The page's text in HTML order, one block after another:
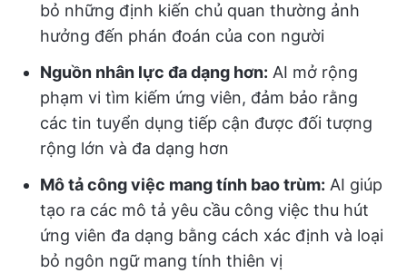
bỏ những định kiến chủ quan thường ảnh
hưởng đến phán đoán của con người
Nguồn nhân lực đa dạng hơn: AI mở rộng
phạm vi tìm kiếm ứng viên, đảm bảo rằng
các tin tuyển dụng tiếp cận được đối tượng
rộng lớn và đa dạng hơn
Mô tả công việc mang tính bao trùm: AI giúp
tạo ra các mô tả yêu cầu công việc thu hút
ứng viên đa dạng bằng cách xác định và loại
bỏ ngôn ngữ mang tính thiên vị